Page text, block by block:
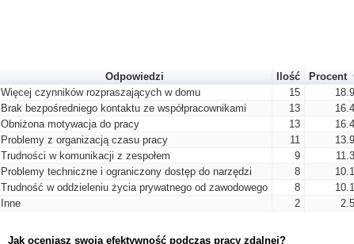
Odpowiedzi Ilość
Procent
Więcej czynników rozpraszających w domu 15
Brak bezpośredniego kontaktu ze współpracownikami 13
Obniżona motywacja do pracy 13
Problemy z organizacją czasu pracy 11
Trudności w komunikacji z zespołem 9
Problemy techniczne i ograniczony dostęp do narzędzi 8
Trudność w oddzieleniu życia prywatnego od zawodowego 8
Inne 2
Jak oceniasz swoją efektywność podczas pracy zdalnej?